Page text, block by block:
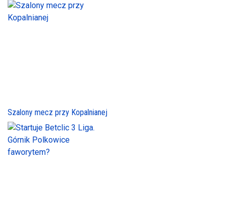
Szalony mecz przy Kopalnianej